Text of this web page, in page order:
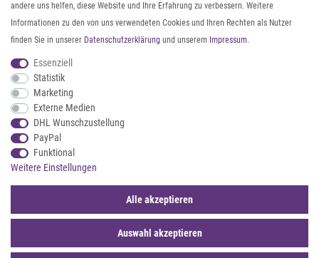
Pinterest
Twitter
Youtube
Threads
Textilpflege
Textil- und Material-Guide
Geldbörse richtig organisieren
ZAHLUNG & VERSAND
andere uns helfen, diese Website und Ihre Erfahrung zu verbessern. Weitere
Informationen zu den von uns verwendeten Cookies und Ihren Rechten als Nutzer
finden Sie in unserer Daten­schutz­erklärung und unserem Impressum.
Essenziell
Statistik
Marketing
Externe Medien
DHL Wunschzustellung
PayPal
Funktional
Weitere Einstellungen
Auswahl akzeptieren
Alle akzeptieren
© 2026 styleBREAKER | Alle Rechte vorbehalten. |
*Sternchentexte und rechtliche Hinweise